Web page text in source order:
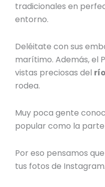
tradicionales en
entorno.
Deléitate con sus
marítimo. Además, el
vistas preciosas del
rodea.
Muy poca gente
popular como la
Por eso pensamos
tus fotos de Instagram.